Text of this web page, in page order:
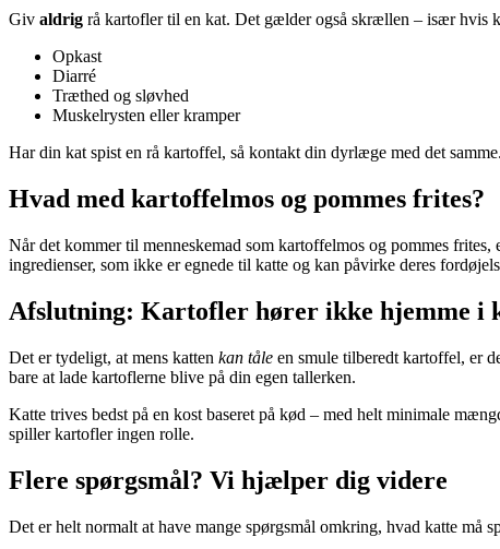
Giv aldrig rå kartofler til en kat. Det gælder også skrællen – især hvis
Opkast
Diarré
Træthed og sløvhed
Muskelrysten eller kramper
Har din kat spist en rå kartoffel, så kontakt din dyrlæge med det
Hvad med kartoffelmos og pommes frites?
Når det kommer til menneskemad som kartoffelmos og pommes frites,
ingredienser, som ikke er egnede til katte og kan påvirke deres
Afslutning: Kartofler hører ikke hjemme i
Det er tydeligt, at mens katten kan tåle en smule tilberedt kartoffel, er
bare at lade kartoflerne blive på din egen tallerken.
Katte trives bedst på en kost baseret på kød – med helt minimale
spiller kartofler ingen rolle.
Flere spørgsmål? Vi hjælper dig videre
Det er helt normalt at have mange spørgsmål omkring, hvad katte må